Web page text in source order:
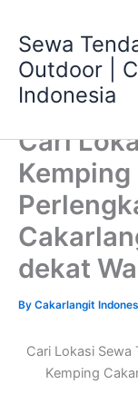
content
Sewa
Outdoor |
Indonesia
Cari
Kemping
dekat
By Cakarlangit
Cari Lokasi Sewa
Kemping